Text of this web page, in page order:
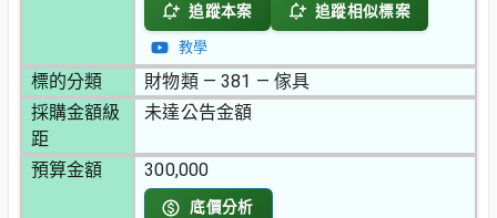
追蹤本案 追蹤相似標案
教學
標的分類
財物類 — 381 — 傢具
採購金額級
距
未達公告金額
預算金額 300,000
底價分析